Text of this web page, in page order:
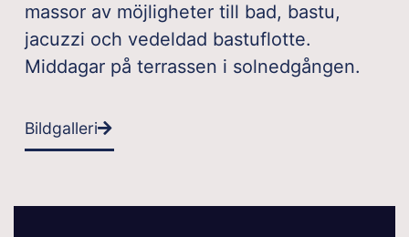
massor av möjligheter till bad, bastu,
jacuzzi och vedeldad bastuflotte.
Middagar på terrassen i solnedgången.
Bildgalleri